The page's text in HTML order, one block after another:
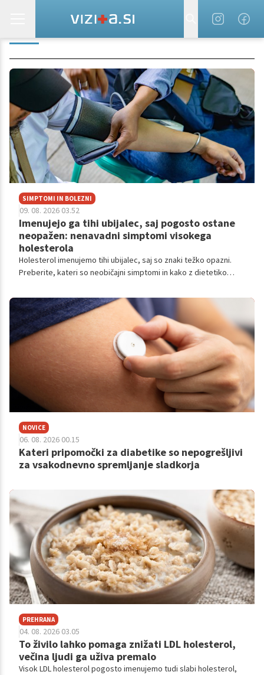
SIMPTOMI IN BOLEZNI
09. 08. 2026 03.52
Imenujejo ga tihi ubijalec, saj pogosto ostane
neopažen: nenavadni simptomi visokega
holesterola
Holesterol imenujemo tihi ubijalec, saj so znaki težko opazni.
Preberite, kateri so neobičajni simptomi in kako z dietetiko
NOVICE
06. 08. 2026 00.15
Kateri pripomočki za diabetike so nepogrešljivi
za vsakodnevno spremljanje sladkorja
PREHRANA
04. 08. 2026 03.05
To živilo lahko pomaga znižati LDL holesterol,
večina ljudi ga uživa premalo
Visok LDL holesterol pogosto imenujemo tudi slabi holesterol,